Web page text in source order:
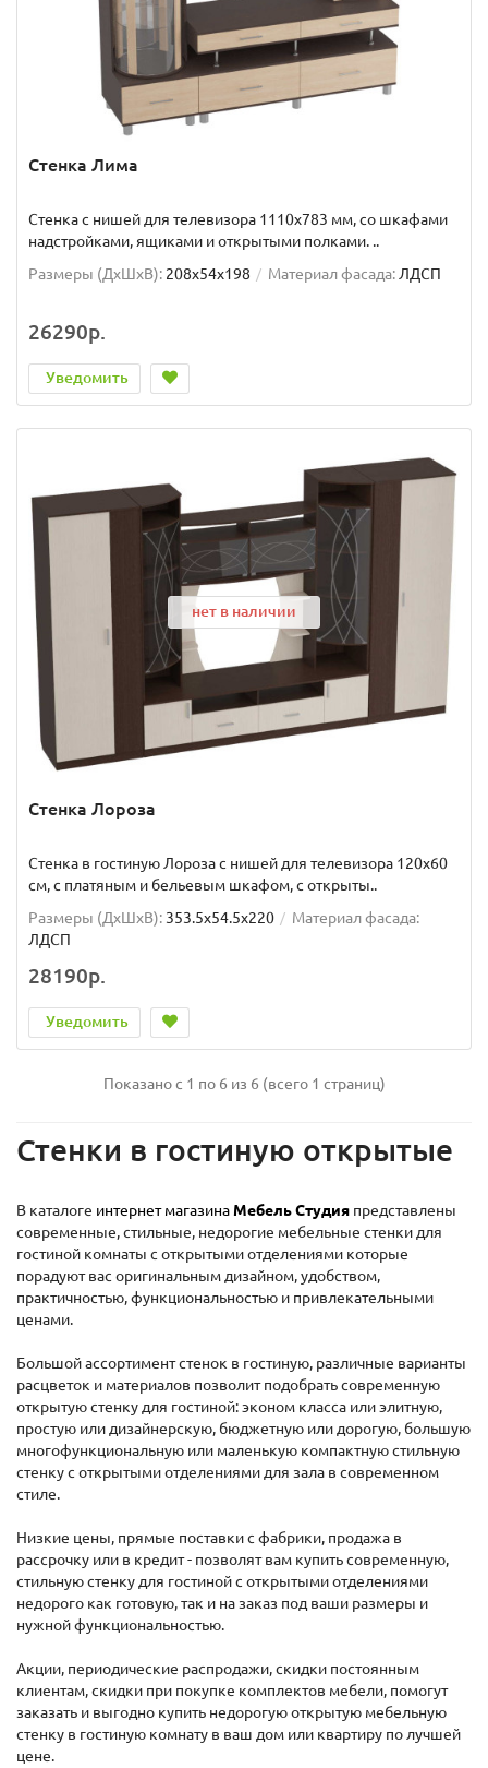
Стенка Лима
Стенка с нишей для телевизора 1110х783 мм, со шкафами
надстройками, ящиками и открытыми полками. ..
Размеры (ДхШxВ): 208x54x198 Материал фасада: ЛДСП
26290р.
Уведомить
нет в наличии
Стенка Лороза
Стенка в гостиную Лороза с нишей для телевизора 120х60
см, с платяным и бельевым шкафом, с открыты..
Размеры (ДхШxВ): 353.5x54.5x220
Материал фасада:
ЛДСП
28190р.
Уведомить
Показано с 1 по 6 из 6 (всего 1 страниц)
Стенки в гостиную открытые
В каталоге интернет магазина Мебель Студия представлены
современные, стильные, недорогие мебельные стенки для
гостиной комнаты с открытыми отделениями которые
порадуют вас оригинальным дизайном, удобством,
практичностью, функциональностью и привлекательными
ценами.
Большой ассортимент стенок в гостиную, различные варианты
расцветок и материалов позволит подобрать современную
открытую стенку для гостиной: эконом класса или элитную,
простую или дизайнерскую, бюджетную или дорогую, большую
многофункциональную или маленькую компактную стильную
стенку с открытыми отделениями для зала в современном
стиле.
Низкие цены, прямые поставки с фабрики, продажа в
рассрочку или в кредит - позволят вам купить современную,
стильную стенку для гостиной с открытыми отделениями
недорого как готовую, так и на заказ под ваши размеры и
нужной функциональностью.
Акции, периодические распродажи, скидки постоянным
клиентам, скидки при покупке комплектов мебели, помогут
заказать и выгодно купить недорогую открытую мебельную
стенку в гостиную комнату в ваш дом или квартиру по лучшей
цене.